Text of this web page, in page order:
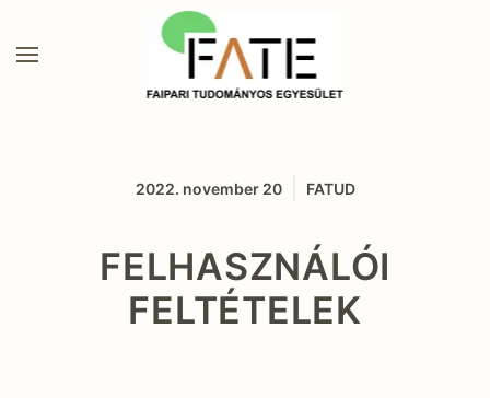
2022. november 20 FATUD
FELHASZNÁLÓI
FELTÉTELEK